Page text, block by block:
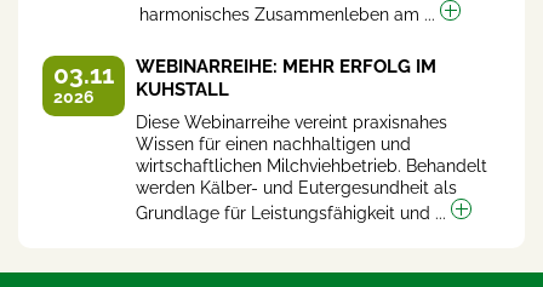
harmonisches Zusammenleben am ...
03.11
2026
WEBINARREIHE: MEHR ERFOLG IM
KUHSTALL
Diese Webinarreihe vereint praxisnahes
Wissen für einen nachhaltigen und
wirtschaftlichen Milchviehbetrieb. Behandelt
werden Kälber- und Eutergesundheit als
Grundlage für Leistungsfähigkeit und ...